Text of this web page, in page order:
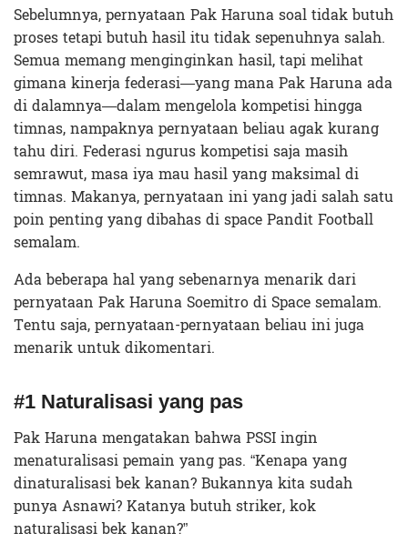
Sebelumnya, pernyataan Pak Haruna soal tidak butuh
proses tetapi butuh hasil itu tidak sepenuhnya salah.
Semua memang menginginkan hasil, tapi melihat
gimana kinerja federasi—yang mana Pak Haruna ada
di dalamnya—dalam mengelola kompetisi hingga
timnas, nampaknya pernyataan beliau agak kurang
tahu diri. Federasi ngurus kompetisi saja masih
semrawut, masa iya mau hasil yang maksimal di
timnas. Makanya, pernyataan ini yang jadi salah satu
poin penting yang dibahas di space Pandit Football
semalam.
Ada beberapa hal yang sebenarnya menarik dari
pernyataan Pak Haruna Soemitro di Space semalam.
Tentu saja, pernyataan-pernyataan beliau ini juga
menarik untuk dikomentari.
#1 Naturalisasi yang pas
Pak Haruna mengatakan bahwa PSSI ingin
menaturalisasi pemain yang pas. “Kenapa yang
dinaturalisasi bek kanan? Bukannya kita sudah
punya Asnawi? Katanya butuh striker, kok
naturalisasi bek kanan?”